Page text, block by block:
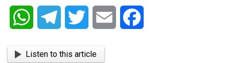
WhatsAppTelegram Twitter Email
Listen to this article